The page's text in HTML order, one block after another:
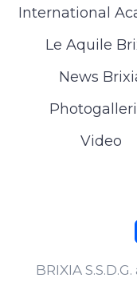
International
Le Aquile
News
Video
BRIXIA